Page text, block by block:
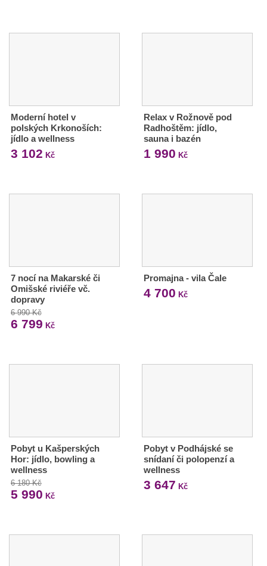
Moderní hotel v
polských Krkonoších:
jídlo a wellness
3 102 Kč
Relax v Rožnově pod
Radhoštěm: jídlo,
sauna i bazén
1 990 Kč
7 nocí na Makarské či
Omišské riviéře vč.
dopravy
6 990 Kč
6 799 Kč
Promajna - vila Čale
4 700 Kč
Pobyt u Kašperských
Hor: jídlo, bowling a
wellness
6 180 Kč
5 990 Kč
Pobyt v Podhájské se
snídaní či polopenzí a
wellness
3 647 Kč